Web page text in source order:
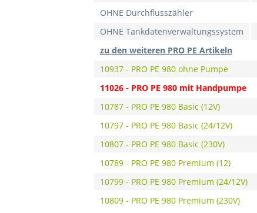
OHNE Durchflusszähler
OHNE Tankdatenverwaltungssystem
zu den weiteren PRO PE Artikeln
10937 - PRO PE 980 ohne Pumpe
11026 - PRO PE 980 mit Handpumpe
10787 - PRO PE 980 Basic (12V)
10797 - PRO PE 980 Basic (24/12V)
10807 - PRO PE 980 Basic (230V)
10789 - PRO PE 980 Premium (12)
10799 - PRO PE 980 Premium (24/12V)
10809 - PRO PE 980 Premium (230V)